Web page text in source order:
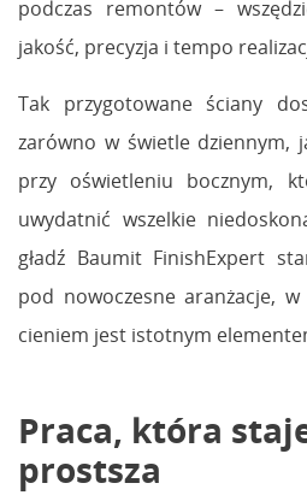
podczas remontów –
jakość, precyzja i tempo
Tak przygotowane ściany
zarówno w świetle dziennym,
przy oświetleniu bocznym,
uwydatnić wszelkie
gładź Baumit FinishExpert
pod nowoczesne aranżacje,
cieniem jest istotnym
Praca, która
prostsza